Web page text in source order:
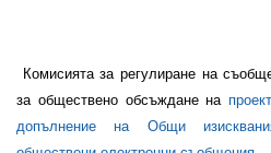
Комисията за регулиране на
за обществено обсъждане на
допълнение на Общи